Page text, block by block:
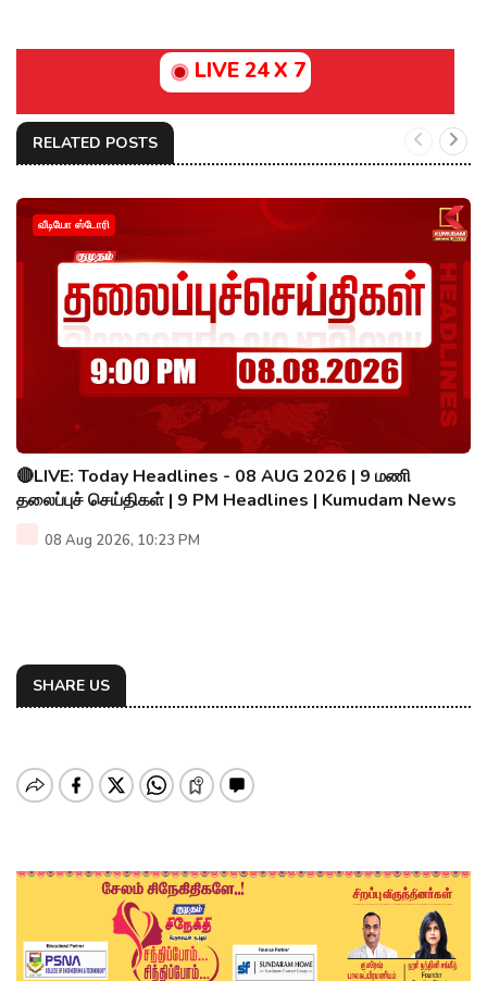
LIVE 24 X 7
RELATED POSTS
வீடியோ ஸ்டோரி
🔴LIVE: Today Headlines - 08 AUG 2026 | 9 மணி
தலைப்புச் செய்திகள் | 9 PM Headlines | Kumudam News
08 Aug 2026, 10:23 PM
SHARE US